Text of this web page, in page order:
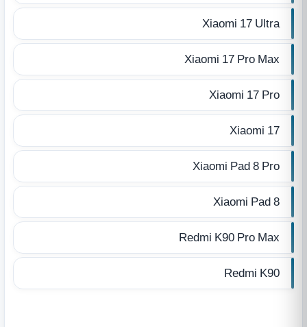
Xiaomi 17 Ultra
Xiaomi 17 Pro Max
Xiaomi 17 Pro
Xiaomi 17
Xiaomi Pad 8 Pro
Xiaomi Pad 8
Redmi K90 Pro Max
Redmi K90